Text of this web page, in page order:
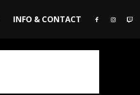
INFO & CONTACT